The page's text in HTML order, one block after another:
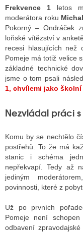
RÁDIA
STRÁNKY RÁDIÍ
STRÁNKY TV
TISK
STÁT BLOGEREM
BLOGERA
Frekvence 1 letos
moderátora roku
Pokorný – Ondráček
loňské vítězství v
recesi hlasujících než
Pomeje má totiž velice
základné technické
jsme o tom psali
1, chvílemi jako školní
Nezvládal práci
Komu by se nechtělo
postřehů. To že má
stanic i schéma
nepřekvapí. Tedy až
jediným
povinnosti, které z
Už po prvních
Pomeje není
odbavení